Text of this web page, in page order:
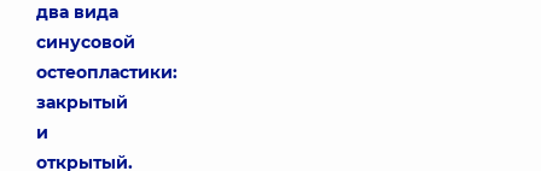
два вида
синусовой
остеопластики:
закрытый
и
открытый.